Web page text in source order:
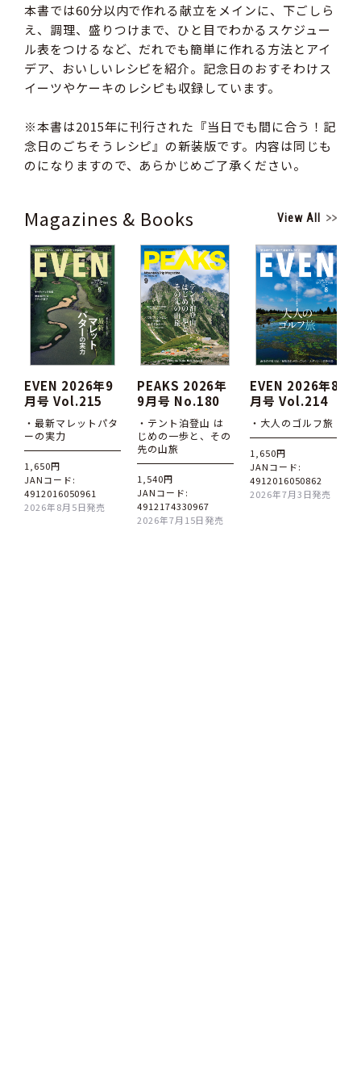
本書では60分以内で作れる献立をメインに、下ごしら
え、調理、盛りつけまで、ひと目でわかるスケジュー
ル表をつけるなど、だれでも簡単に作れる方法とアイ
デア、おいしいレシピを紹介。記念日のおすそわけス
イーツやケーキのレシピも収録しています。
※本書は2015年に刊行された『当日でも間に合う！記
念日のごちそうレシピ』の新装版です。内容は同じも
のになりますので、あらかじめご了承ください。
Magazines & Books View All
EVEN 2026年9
月号 Vol.215
・最新マレットパタ
ーの実力
1,650円
JANコード:
4912016050961
2026年8月5日発売
PEAKS 2026年
9月号 No.180
・テント泊登山 は
じめの一歩と、その
先の山旅
1,540円
JANコード:
4912174330967
2026年7月15日発売
EVEN 2026年8
月号 Vol.214
・大人のゴルフ旅
1,650円
JANコード:
4912016050862
2026年7月3日発売